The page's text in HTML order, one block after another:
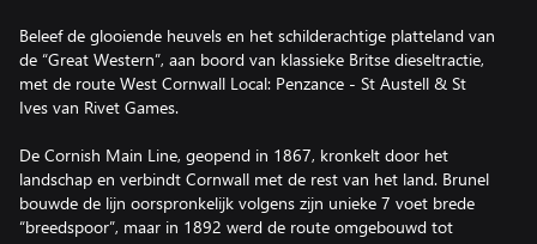
Beleef de glooiende heuvels en het schilderachtige platteland van
de “Great Western”, aan boord van klassieke Britse dieseltractie,
met de route West Cornwall Local: Penzance - St Austell & St
Ives van Rivet Games.
De Cornish Main Line, geopend in 1867, kronkelt door het
landschap en verbindt Cornwall met de rest van het land. Brunel
bouwde de lijn oorspronkelijk volgens zijn unieke 7 voet brede
“breedspoor”, maar in 1892 werd de route omgebouwd tot